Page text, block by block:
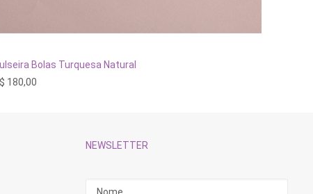
ADICIONAR AO CARRINHO
Bolas Turquesa Natural
180,00
NEWSLETTER